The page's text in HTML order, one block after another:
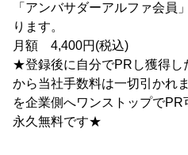
「アンバサダーアルファ会員
ります。
月額 4,400円(税込)
★登録後に自分でPRし獲得し
から当社手数料は一切引かれ
を企業側へワンストップで
永久無料です★